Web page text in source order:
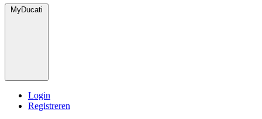
MyDucati
Login
Registreren